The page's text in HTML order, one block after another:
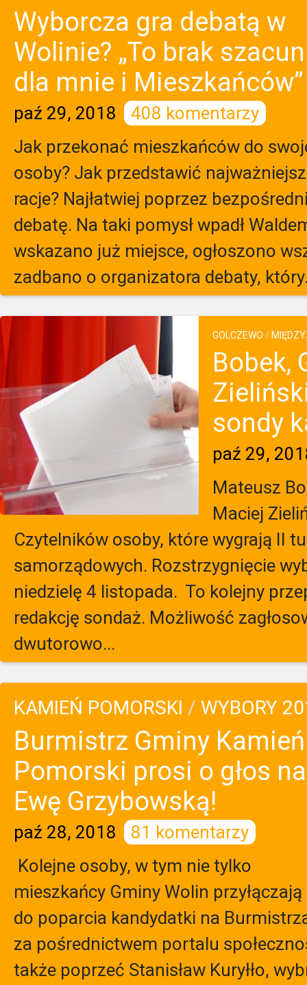
Wyborcza gra debatą w
Wolinie? „To brak
dla mnie i Mieszkańców”
paź 29, 2018
408 komentarzy
Jak przekonać mieszkańców do
osoby? Jak przedstawić
racje? Najłatwiej poprzez
debatę. Na taki pomysł wpadł
wskazano już miejsce, ogłoszono
zadbano o organizatora debaty,
GOLCZEWO /
Bobek,
sondy
paź 29,
Mateusz
Maciej
Czytelników osoby, które wygrają II
samorządowych. Rozstrzygnięcie
niedzielę 4 listopada. To kolejny
redakcję sondaż. Możliwość
dwutorowo...
KAMIEŃ POMORSKI / WYBORY
Burmistrz Gminy Kamień
Pomorski prosi o głos na
Ewę Grzybowską!
paź 28, 2018
81 komentarzy
Kolejne osoby, w tym nie tylko
mieszkańcy Gminy Wolin przyłączają
do poparcia kandydatki na
za pośrednictwem portalu
także poprzeć Stanisław Kuryłło,